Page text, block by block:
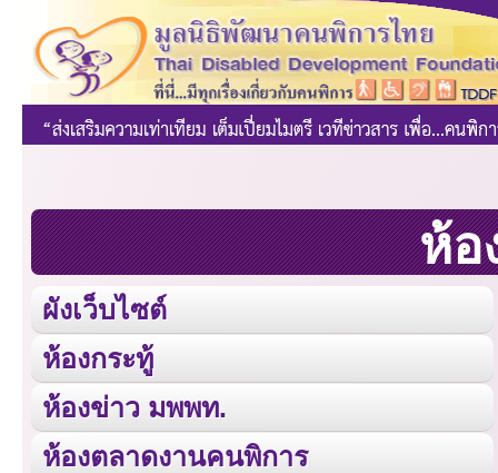
ห้อ
ผังเว็บไซต์
ห้องกระทู้
ห้องข่าว มพพท.
ห้องตลาดงานคนพิการ